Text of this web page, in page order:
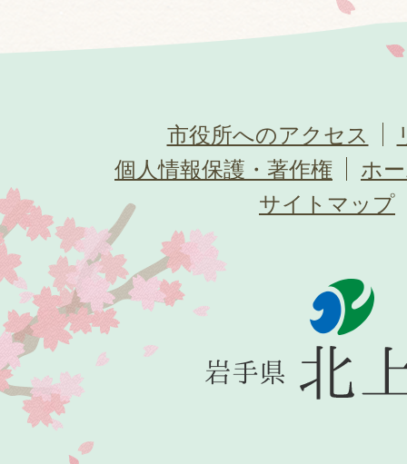
市役所へのアクセス
個人情報保護・著作権
ホ
サイトマップ